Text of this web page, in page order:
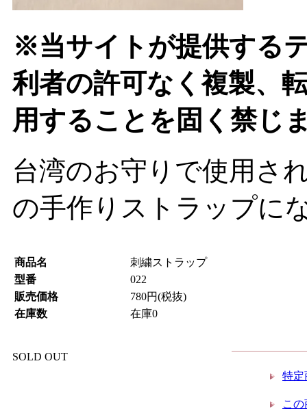
※当サイトが提供する
利者の許可なく複製、
用することを固く禁じ
台湾のお守りで使用さ
の手作りストラップに
商品名
刺繍ストラップ
型番
022
販売価格
780円(税抜)
在庫数
在庫0
SOLD OUT
特定
こ